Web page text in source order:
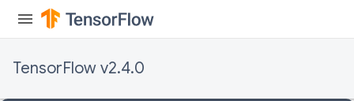
TensorFlow v2.4.0